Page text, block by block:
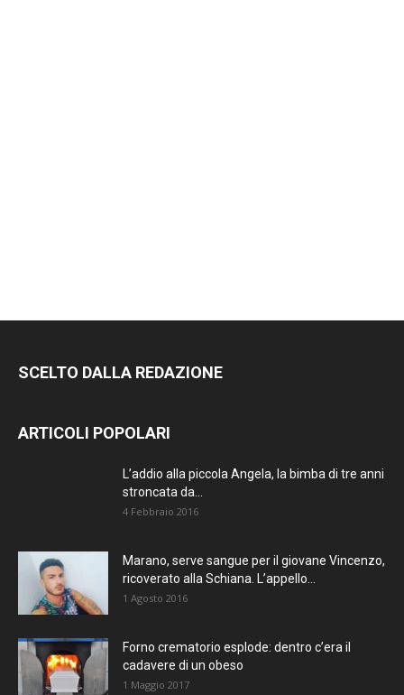
SCELTO DALLA REDAZIONE
ARTICOLI POPOLARI
L’addio alla piccola Angela, la bimba di tre anni
stroncata da...
4 Febbraio 2016
Marano, serve sangue per il giovane Vincenzo,
ricoverato alla Schiana. L’appello...
1 Agosto 2016
Forno crematorio esplode: dentro c’era il
cadavere di un obeso
1 Maggio 2017